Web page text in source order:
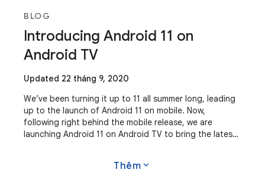
BLOG
Introducing Android 11 on
Android TV
Updated 22 tháng 9, 2020
We’ve been turning it up to 11 all summer long, leading
up to the launch of Android 11 on mobile. Now,
following right behind the mobile release, we are
launching Android 11 on Android TV to bring the latest
Thêm expand_more